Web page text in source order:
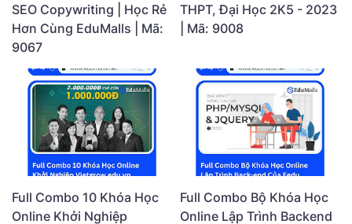
SEO Copywriting | Học Rẻ
Hơn Cùng EduMalls | Mã:
9067
THPT, Đại Học 2K5 - 2023
| Mã: 9008
Full Combo 10 Khóa Học
Online Khởi Nghiệp
Full Combo Bộ Khóa Học
Online Lập Trình Backend